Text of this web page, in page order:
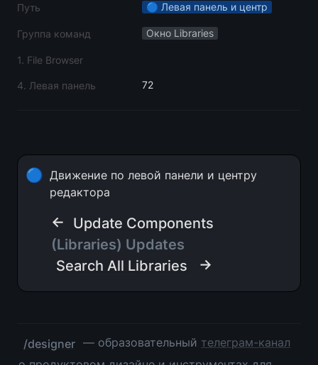
Путь 🔵 Левая панель и центр
Группа команд Окно Libraries
1. File Browser
4. Левая панель 72
🔵 Движение по левой панели и центру
редактора
←
Update Components
(Libraries) Updates
Search All Libraries
→
/designer — образовательный телеграм-канал